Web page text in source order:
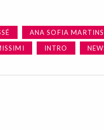
ANA SOFIA MARTINS
INTRO